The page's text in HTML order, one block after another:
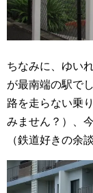
ちなみに、ゆい
が最南端の駅で
路を走らない乗
みません？）、
（鉄道好きの余